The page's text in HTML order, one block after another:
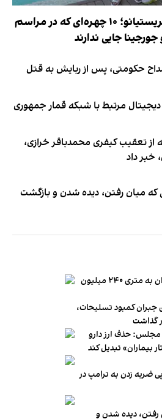
لیست ممنوعه کریستیانو؛ ۱۰ چهره‌ای که در مراسم
جایی ندارند
حکومتی، پس از ربایش به قتل
دیجیتال مرتبط با شبکه قمار جمهوری
تعقیب کیفری محمدباقر خرازی،
خبر داد
که میان رفتن، دیده شدن و بازگشت
میانگین قیمت مسکن در تهران به متری ۲۴۰ میلیون
کمبود تسلیحات،
گذاشت
حذف ارز دارو
ضربه زدن به ترامپ در
رفتن، دیده شدن و